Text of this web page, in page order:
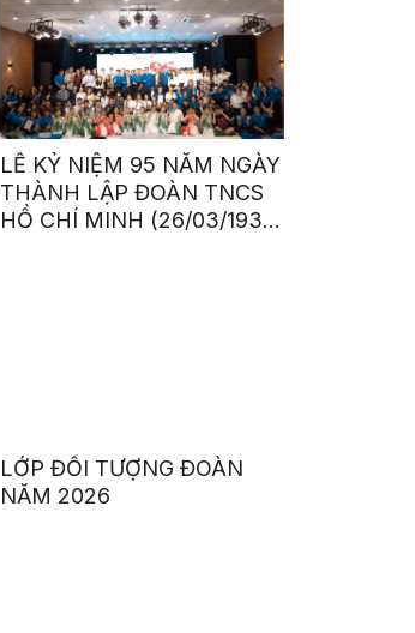
LỄ KỶ NIỆM 95 NĂM NGÀY
THÀNH LẬP ĐOÀN TNCS
HỒ CHÍ MINH (26/03/1931
LỚP ĐỐI TƯỢNG ĐOÀN
NĂM 2026